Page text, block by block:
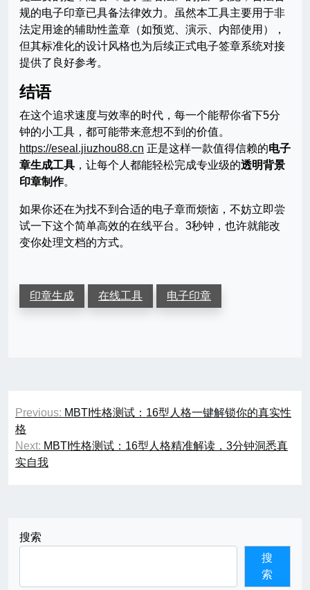
规的电子印章已具备法律效力。虽然本工具主要用于非
法定用途的辅助性盖章（如预览、演示、内部使用），
但其标准化的设计风格也为后续正式电子签章系统对接
提供了良好参考。
结语
在这个追求速度与效率的时代，每一个能帮你省下5分
钟的小工具，都可能带来意想不到的价值。
https://eseal.jiuzhou88.cn 正是这样一款值得信赖的电子
章生成工具 ，让每个人都能轻松完成专业级的透明背景
印章制作。
如果你还在为找不到合适的电子章而烦恼，不妨立即尝
试一下这个简单高效的在线平台。3秒钟，也许就能改
变你处理文档的方式。
印章生成 在线工具 电子印章
文
章
导
Previous: MBTI性格测试：16型人格一键解锁你的真实性
格
Next: MBTI性格测试：16型人格精准解读，3分钟洞悉真
实自我
搜索
搜
索